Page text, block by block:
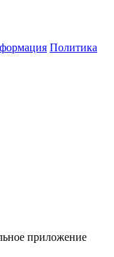
Политика
приложение